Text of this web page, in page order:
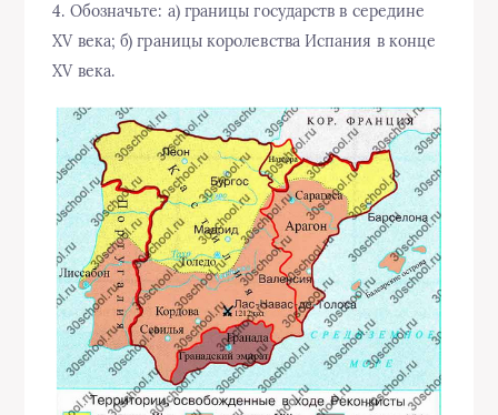
4. Обозначьте: а) границы государств в середине
XV века; б) границы королевства Испания в конце
XV века.